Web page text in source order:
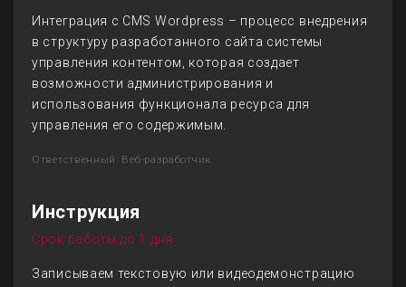
Интеграция с CMS Wordpress – процесс внедрения
в структуру разработанного сайта системы
управления контентом, которая создает
возможности администрирования и
использования функционала ресурса для
управления его содержимым.
Ответственный: Веб-разработчик
Инструкция
Срок работы до 1 дня
Записываем текстовую или видеодемонстрацию